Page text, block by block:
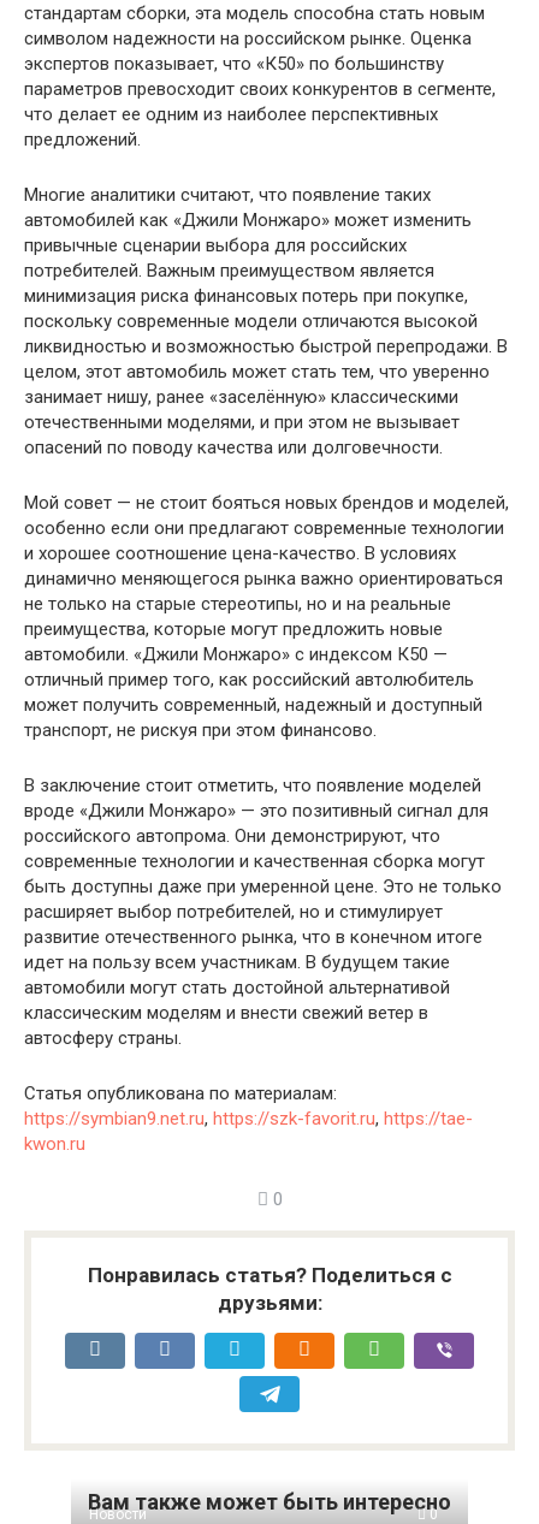
стандартам сборки, эта модель способна стать новым
символом надежности на российском рынке. Оценка
экспертов показывает, что «К50» по большинству
параметров превосходит своих конкурентов в сегменте,
что делает ее одним из наиболее перспективных
предложений.
Многие аналитики считают, что появление таких
автомобилей как «Джили Монжаро» может изменить
привычные сценарии выбора для российских
потребителей. Важным преимуществом является
минимизация риска финансовых потерь при покупке,
поскольку современные модели отличаются высокой
ликвидностью и возможностью быстрой перепродажи. В
целом, этот автомобиль может стать тем, что уверенно
занимает нишу, ранее «заселённую» классическими
отечественными моделями, и при этом не вызывает
опасений по поводу качества или долговечности.
Мой совет — не стоит бояться новых брендов и моделей,
особенно если они предлагают современные технологии
и хорошее соотношение цена-качество. В условиях
динамично меняющегося рынка важно ориентироваться
не только на старые стереотипы, но и на реальные
преимущества, которые могут предложить новые
автомобили. «Джили Монжаро» с индексом К50 —
отличный пример того, как российский автолюбитель
может получить современный, надежный и доступный
транспорт, не рискуя при этом финансово.
В заключение стоит отметить, что появление моделей
вроде «Джили Монжаро» — это позитивный сигнал для
российского автопрома. Они демонстрируют, что
современные технологии и качественная сборка могут
быть доступны даже при умеренной цене. Это не только
расширяет выбор потребителей, но и стимулирует
развитие отечественного рынка, что в конечном итоге
идет на пользу всем участникам. В будущем такие
автомобили могут стать достойной альтернативой
классическим моделям и внести свежий ветер в
автосферу страны.
Статья опубликована по материалам:
https://symbian9.net.ru, https://szk-favorit.ru, https://tae-
kwon.ru
0
Понравилась статья? Поделиться с
друзьями:
Вам также может быть интересно
Новости 0